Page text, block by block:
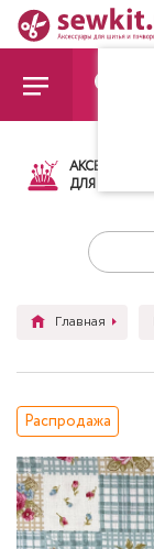
АКСЕССУАРЫ
ДЛЯ ШИТЬЯ
Главная
Распродажа